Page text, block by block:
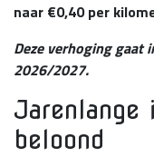
naar €0,40 per
Deze verhoging gaat
2026/2027.
Jarenlange
beloond